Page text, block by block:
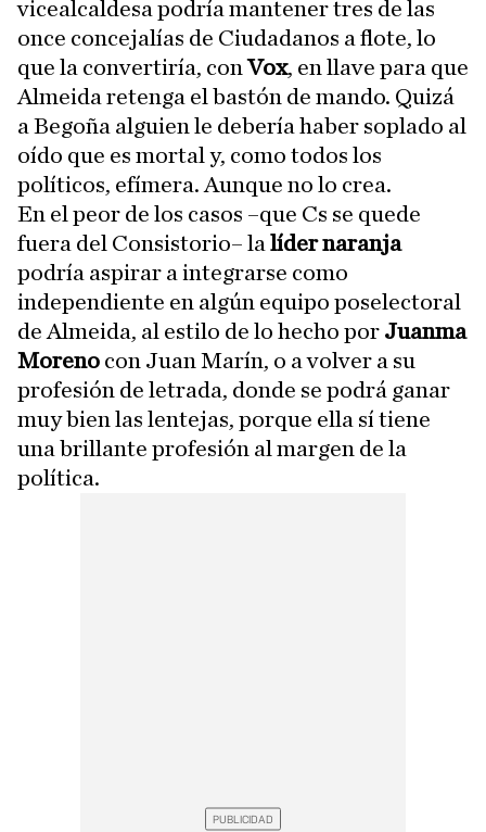
vicealcaldesa podría mantener tres de las
once concejalías de Ciudadanos a flote, lo
que la convertiría, conVox, en llave para que
Almeida retenga el bastón de mando. Quizá
a Begoña alguien le debería haber soplado al
oído que es mortal y, como todos los
políticos, efímera. Aunque no lo crea.
En el peor de los casos –que Cs se quede
fuera del Consistorio– la líder naranja
podría aspirar a integrarse como
independiente en algún equipo poselectoral
de Almeida, al estilo de lo hecho por Juanma
Moreno con Juan Marín, o a volver a su
profesión de letrada, donde se podrá ganar
muy bien las lentejas, porque ella sí tiene
una brillante profesión al margen de la
política.